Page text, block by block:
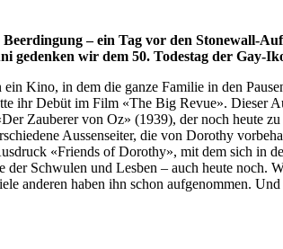
– ein Tag vor den Stonewall-
gedenken wir dem 50. Todestag der Gay-
Kino, in dem die ganze Familie in den
ihr Debüt im Film «The Big Revue». Dieser
Zauberer von Oz» (1939), der noch heute zu
Aussenseiter, die von Dorothy
«Friends of Dorothy», mit dem sich in
Schwulen und Lesben – auch heute noch.
anderen haben ihn schon aufgenommen.